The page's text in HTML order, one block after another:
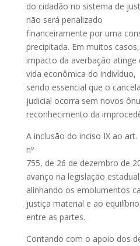
do cidadão no sistema de
não será penalizado
financeiramente por uma
precipitada. Em muitos
impacto da averbação
vida econômica do indivíduo,
sendo essencial que o
judicial ocorra sem novos
reconhecimento da
A inclusão do inciso IX ao
nº
755, de 26 de dezembro de
avanço na legislação
alinhando os emolumentos
justiça material e ao equilíbrio
entre as partes.
Contando com o apoio dos